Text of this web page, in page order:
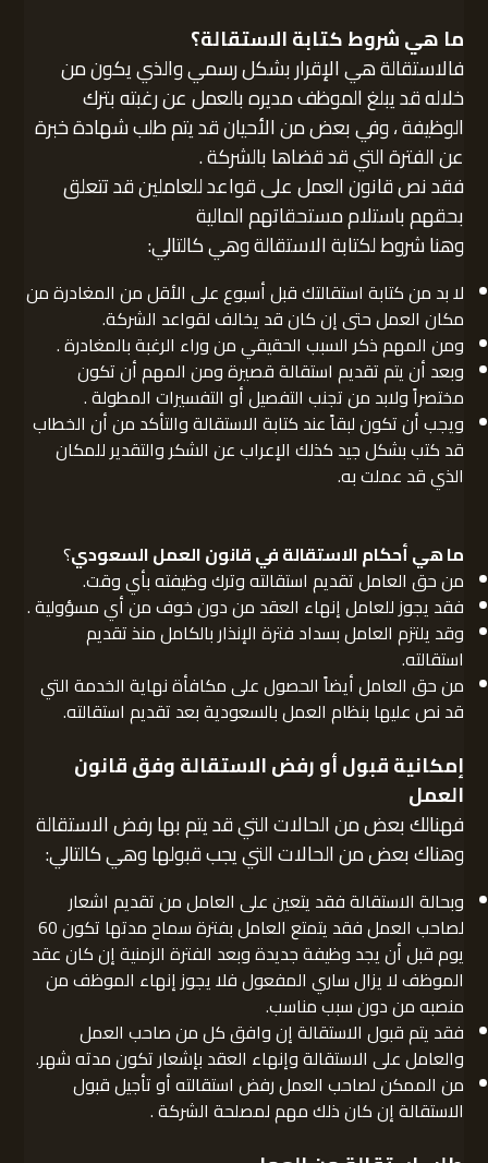
ما هي شروط كتابة الاستقالة؟
فالاستقالة هي الإقرار بشكل رسمي والذي يكون من
خلاله قد يبلغ الموظف مديره بالعمل عن رغبته بترك
الوظيفة ، وفي بعض من الأحيان قد يتم طلب شهادة خبرة
عن الفترة التي قد قضاها بالشركة .
فقد نص قانون العمل على قواعد للعاملين قد تتعلق
بحقهم باستلام مستحقاتهم المالية
وهنا شروط لكتابة الاستقالة وهي كالتالي:
لا بد من كتابة استقالتك قبل أسبوع على الأقل من المغادرة من
مكان العمل حتى إن كان قد يخالف لقواعد الشركة.
ومن المهم ذكر السبب الحقيقي من وراء الرغبة بالمغادرة .
وبعد أن يتم تقديم استقالة قصيرة ومن المهم أن تكون
مختصراً ولابد من تجنب التفصيل أو التفسيرات المطولة .
ويجب أن تكون لبقاً عند كتابة الاستقالة والتأكد من أن الخطاب
قد كتب بشكل جيد كذلك الإعراب عن الشكر والتقدير للمكان
الذي قد عملت به.
ما هي أحكام الاستقالة في قانون العمل السعودي؟
من حق العامل تقديم استقالته وترك وظيفته بأي وقت.
فقد يجوز للعامل إنهاء العقد من دون خوف من أي مسؤولية .
وقد يلتزم العامل بسداد فترة الإنذار بالكامل منذ تقديم
استقالته.
من حق العامل أيضاً الحصول على مكافأة نهاية الخدمة التي
قد نص عليها بنظام العمل بالسعودية بعد تقديم استقالته.
إمكانية قبول أو رفض الاستقالة وفق قانون
العمل
فهنالك بعض من الحالات التي قد يتم بها رفض الاستقالة
وهناك بعض من الحالات التي يجب قبولها وهي كالتالي:
وبحالة الاستقالة فقد يتعين على العامل من تقديم اشعار
لصاحب العمل فقد يتمتع العامل بفترة سماح مدتها تكون 60
يوم قبل أن يجد وظيفة جديدة وبعد الفترة الزمنية إن كان عقد
الموظف لا يزال ساري المفعول فلا يجوز إنهاء الموظف من
منصبه من دون سبب مناسب.
فقد يتم قبول الاستقالة إن وافق كل من صاحب العمل
والعامل على الاستقالة وإنهاء العقد بإشعار تكون مدته شهر.
من الممكن لصاحب العمل رفض استقالته أو تأجيل قبول
الاستقالة إن كان ذلك مهم لمصلحة الشركة .